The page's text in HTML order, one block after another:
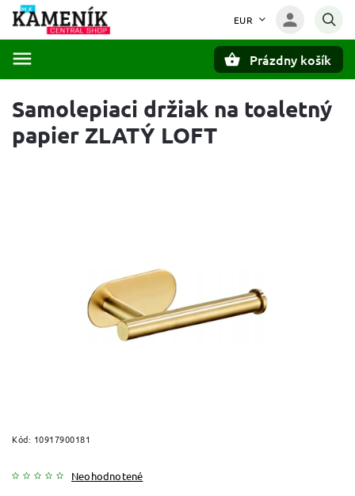
EUR
Prázdny košík
Samolepiaci držiak na toaletný
papier ZLATÝ LOFT
Kód: 10917900181
Neohodnotené